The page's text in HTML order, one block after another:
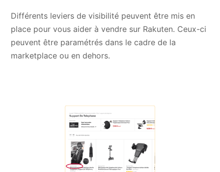
Différents leviers de visibilité peuvent être mis en
place pour vous aider à vendre sur Rakuten. Ceux-ci
peuvent être paramétrés dans le cadre de la
marketplace ou en dehors.